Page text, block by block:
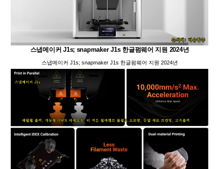
스냅메이커 J1s; snapmaker J1s 한글펌웨어 지원 2024년
스냅메이커 J1s; snapmaker J1s 한글펌웨어 지원 2024년